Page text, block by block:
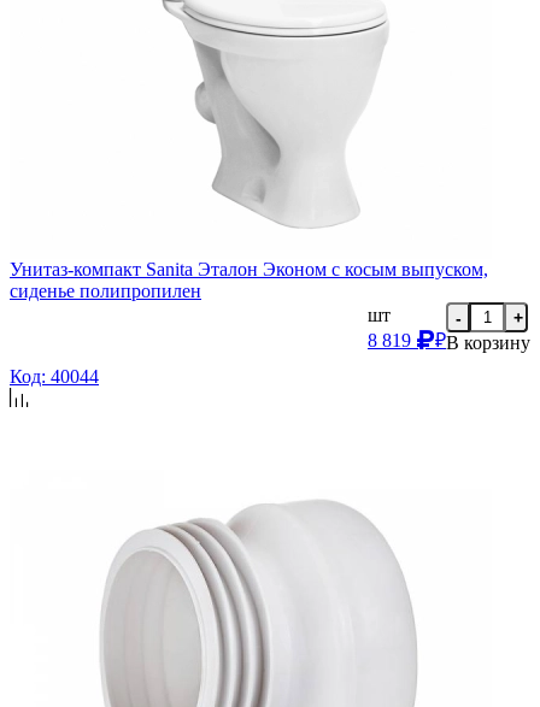
Унитаз-компакт Sanita Эталон Эконом с косым выпуском,
сиденье полипропилен
шт
8 819
₽
- +
В корзину
Код: 40044